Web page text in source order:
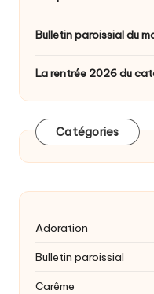
Bulletin paroissial du
La rentrée 2026 du
Catégories
Adoration
Bulletin paroissial
Carême